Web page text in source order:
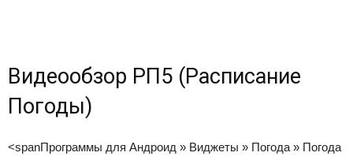
Видеообзор РП5 (Расписание
Погоды)
<spanПрограммы для Андроид » Виджеты » Погода » Погода